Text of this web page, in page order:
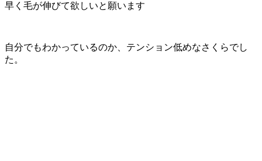
早く毛が伸びて欲しいと願います
自分でもわかっているのか、テンション低めなさくらでし
た。